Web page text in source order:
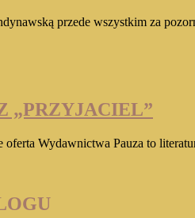
przede wszystkim za
„PRZYJACIEL”
oferta Wydawnictwa Pauza to